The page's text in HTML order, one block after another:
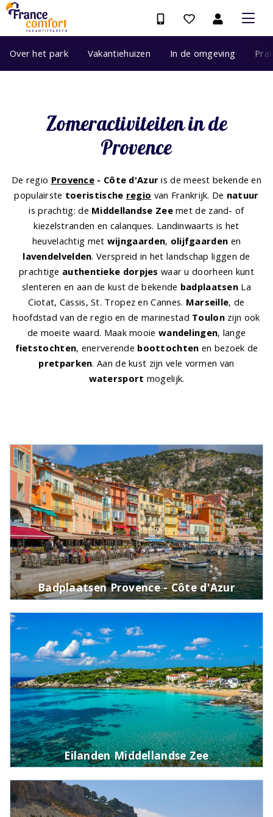
Over het park Vakantiehuizen In de omgeving
Zomeractiviteiten in de
Provence
De regio Provence - Côte d'Azur is de meest bekende en
populairste toeristische regio van Frankrijk. De natuur
is prachtig: de Middellandse Zeemet de zand- of
kiezelstranden en calanques. Landinwaarts is het
heuvelachtig met wijngaarden, olijfgaarden en
lavendelvelden. Verspreid in het landschap liggen de
prachtige authentieke dorpjes waar u doorheen kunt
slenteren en aan de kust de bekende badplaatsen La
Ciotat, Cassis, St. Tropez en Cannes. Marseille, de
hoofdstad van de regio en de marinestad Toulonzijn ook
de moeite waard. Maak mooie wandelingen, lange
fietstochten, enerverende boottochten en bezoek de
pretparken. Aan de kust zijn vele vormen van
watersport mogelijk.
Badplaatsen Provence - Côte d'Azur
Eilanden Middellandse Zee